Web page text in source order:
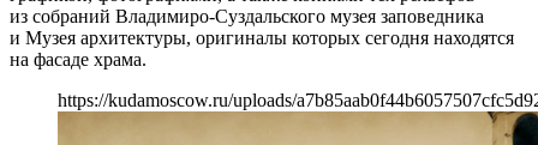
из собраний Владимиро-Суздальского музея заповедника
и Музея архитектуры, оригиналы которых сегодня находятся
на фасаде храма.
https://kudamoscow.ru/uploads/